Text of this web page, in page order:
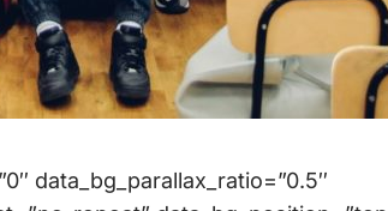
data_bg_parallax_ratio=”0.5″